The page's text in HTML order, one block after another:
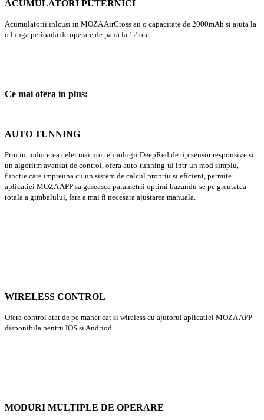
ACUMULATORI PUTERNICI
Acumulatorii inlcusi in MOZA AirCross au o capacitate de 2000mAh si ajuta la
o lunga perioada de operare de pana la 12 ore.
Ce mai ofera in plus:
AUTO TUNNING
Prin introducerea celei mai noi tehnologii DeepRed de tip sensor responsive si
un algoritm avansat de control, ofera auto-tunning-ul intr-un mod simplu,
functie care impreuna cu un sistem de calcul propriu si eficient, permite
aplicatiei MOZA APP sa gaseasca parametrii optimi bazandu-se pe greutatea
totala a gimbalului, fara a mai fi necesara ajustarea manuala.
WIRELESS CONTROL
Ofera control atat de pe maner cat si wireless cu ajutorul aplicatiei MOZA APP
disponibila pentru IOS si Andriod.
MODURI MULTIPLE DE OPERARE